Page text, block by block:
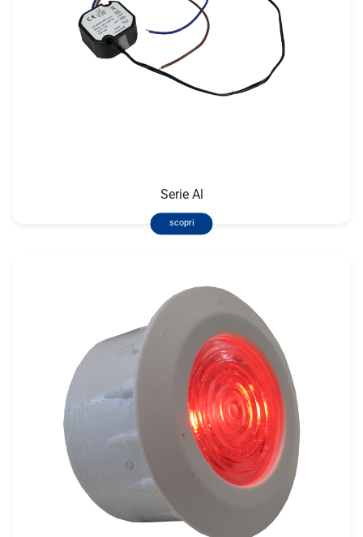
Serie Al
scopri